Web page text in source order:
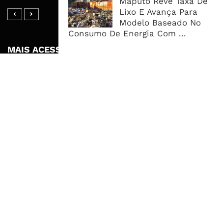
Lixo E Avança Para
Modelo Baseado No
Consumo De Energia Com ...
MAIS ACESSADOS